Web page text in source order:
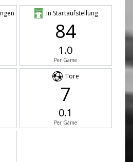
In Startaufstellung
84
1.0
Per Game
Tore
7
0.1
Per Game